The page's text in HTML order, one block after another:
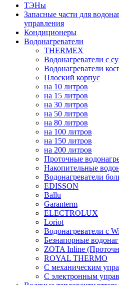
ТЭНы
Запасные части для
управления
Кондиционеры
Водонагреватели
THERMEX
Водонагреватели с
Водонагреватели
Плоский корпус
на 10 литров
на 15 литров
на 30 литров
на 50 литров
на 80 литров
на 100 литров
на 150 литров
на 200 литров
Проточные
Накопительные
Водонагреватели
EDISSON
Ballu
Garanterm
ELECTROLUX
Loriot
Водонагреватели с
Безнапорные
ZOTA Inline
ROYAL THERMO
С механическим
С электронным